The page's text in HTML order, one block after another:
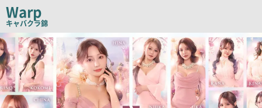
コ
ピ
Warp
キャバクラ錦
検
索
結
果
一
覧
用
画
像